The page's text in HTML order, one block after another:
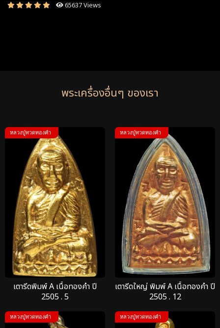
65637 Views
พระเครื่องอื่นๆ ของเรา
หลวงปู่ทวดทองคำ
เตารีดพิมพ์ A เนื้อทองคำ ปี
2505 . 5
หลวงปู่ทวดทองคำ
เตารีดใหญ่ พิมพ์ A เนื้อทองคำ ปี
2505 . 12
หลวงปู่ทวดทองคำ หลวงปู่ทวดทองคำ